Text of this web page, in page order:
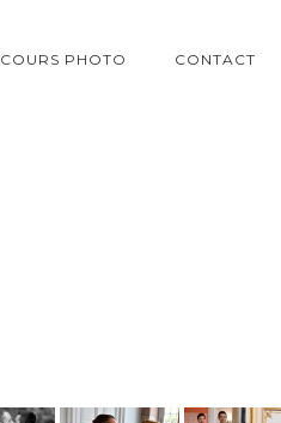
COURS PHOTO CONTACT